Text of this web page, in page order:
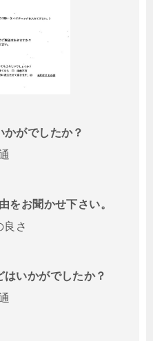
がでしたか？
をお聞かせ下さい。
良さ
いかがでしたか？